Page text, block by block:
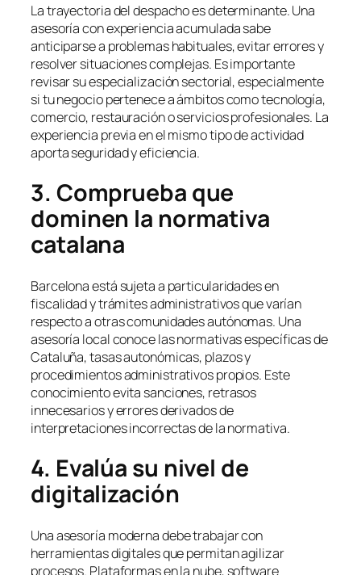
La trayectoria del despacho es determinante. Una
asesoría con experiencia acumulada sabe
anticiparse a problemas habituales, evitar errores y
resolver situaciones complejas. Es importante
revisar su especialización sectorial, especialmente
si tu negocio pertenece a ámbitos como tecnología,
comercio, restauración o servicios profesionales. La
experiencia previa en el mismo tipo de actividad
aporta seguridad y eficiencia.
3. Comprueba que
dominen la normativa
catalana
Barcelona está sujeta a particularidades en
fiscalidad y trámites administrativos que varían
respecto a otras comunidades autónomas. Una
asesoría local conoce las normativas específicas de
Cataluña, tasas autonómicas, plazos y
procedimientos administrativos propios. Este
conocimiento evita sanciones, retrasos
innecesarios y errores derivados de
interpretaciones incorrectas de la normativa.
4. Evalúa su nivel de
digitalización
Una asesoría moderna debe trabajar con
herramientas digitales que permitan agilizar
procesos. Plataformas en la nube, software